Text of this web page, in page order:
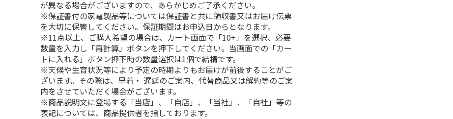
が異なる場合がございますので、あらかじめご了承ください。
※保証書付の家電製品等については保証書と共に領収書又はお届け伝票
を大切に保管してください。保証期間はお申込日からとなります。
※11点以上、ご購入希望の場合は、カート画面で「10+」を選択、必要
数量を入力し「再計算」ボタンを押下してください。当画面での「カー
トに入れる」ボタン押下時の数量選択は1個で結構です。
※天候や生育状況等により予定の時期よりもお届けが前後することがご
ざいます。その際は、早着・ 遅延のご案内、代替商品又は解約等のご案
内をさせていただく場合がございます。
※商品説明文に登場する「当店」、「自店」、「当社」、「自社」等の
表記については、商品提供者を指しております。